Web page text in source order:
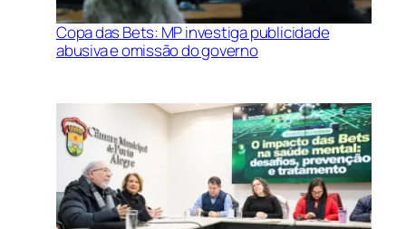
Copa das Bets: MP investiga publicidade
abusiva e omissão do governo